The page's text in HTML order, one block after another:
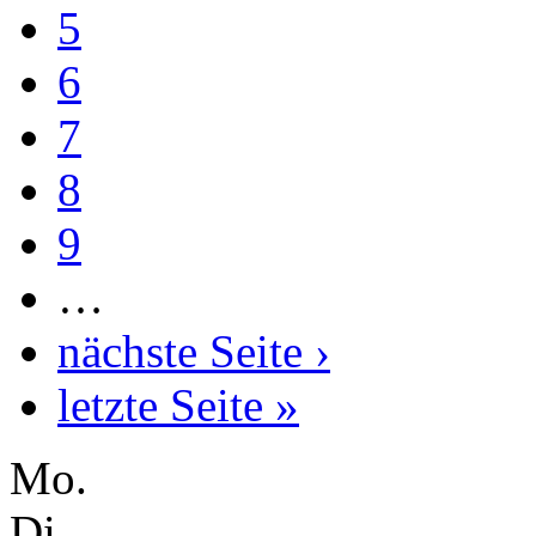
5
6
7
8
9
…
nächste Seite ›
letzte Seite »
Mo.